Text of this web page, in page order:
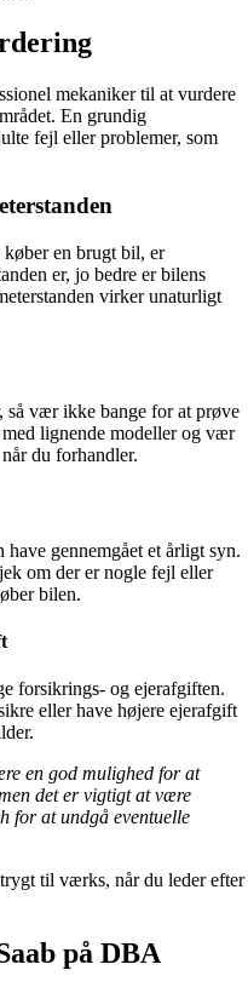
mekaniker til at vurdere
En grundig
fejl eller problemer, som
en brugt bil, er
er, jo bedre er bilens
virker unaturligt
så vær ikke bange for at prøve
lignende modeller og vær
du forhandler.
gennemgået et årligt syn.
om der er nogle fejl eller
bilen.
forsikrings- og ejerafgiften.
eller have højere ejerafgift
en god mulighed for at
det er vigtigt at være
for at undgå eventuelle
til værks, når du leder efter
på DBA